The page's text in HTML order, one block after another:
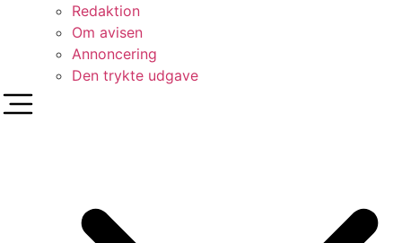
Redaktion
Om avisen
Annoncering
Den trykte udgave